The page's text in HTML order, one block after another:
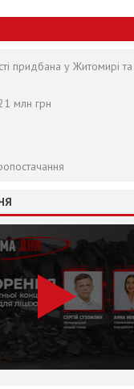
придбана у Житомирі та
млн грн